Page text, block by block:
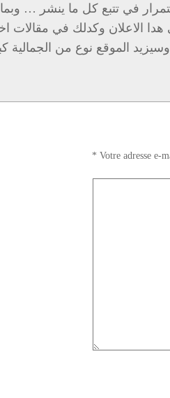
في تتبع كل ما ينشر … وبما
الاعلان وكدلك في مقالات
الموقع نوع من الجمالية
Votre adresse e-
*